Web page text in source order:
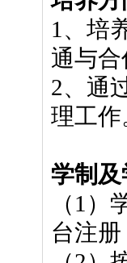
1 、培
通与
2、通
理工作
学制
（1 ）
台注册